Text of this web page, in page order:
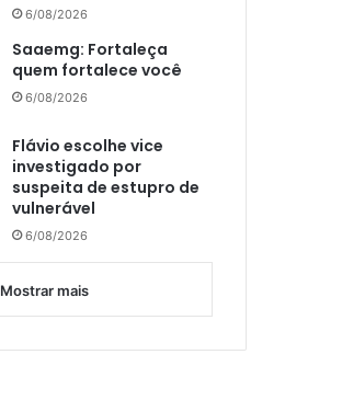
6/08/2026
Saaemg: Fortaleça
quem fortalece você
6/08/2026
Flávio escolhe vice
investigado por
suspeita de estupro de
vulnerável
6/08/2026
Mostrar mais